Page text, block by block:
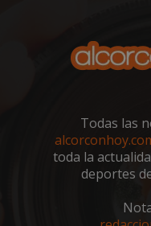
Todas las
toda la
deportes